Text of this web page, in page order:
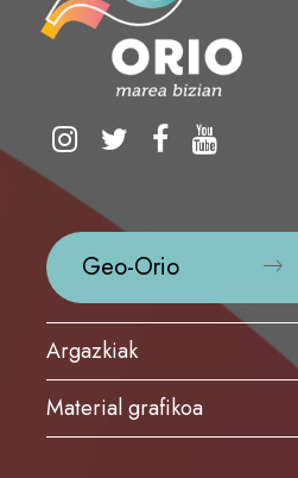
Geo-Orio
Argazkiak
Material grafikoa